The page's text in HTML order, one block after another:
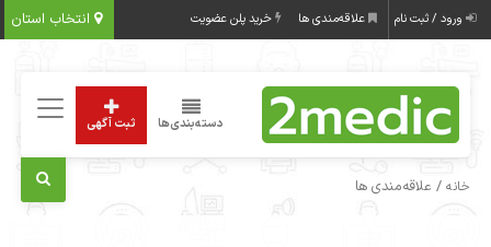
انتخاب استان ورود / ثبت نام علاقه‌مندی ها خرید پلن عضویت
دسته‌بندی‌ها ثبت آگهی
خانه / علاقه‌مندی ها